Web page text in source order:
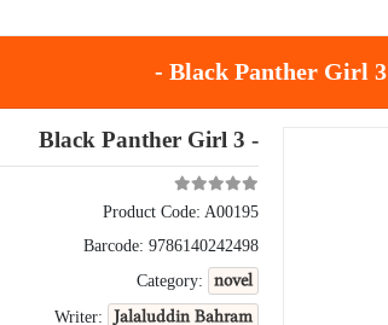
- Black Panther Girl 3
- Black Panther Girl 3
Product Code: A00195
Barcode: 9786140242498
Category:
novel
Writer: Jalaluddin Bahram